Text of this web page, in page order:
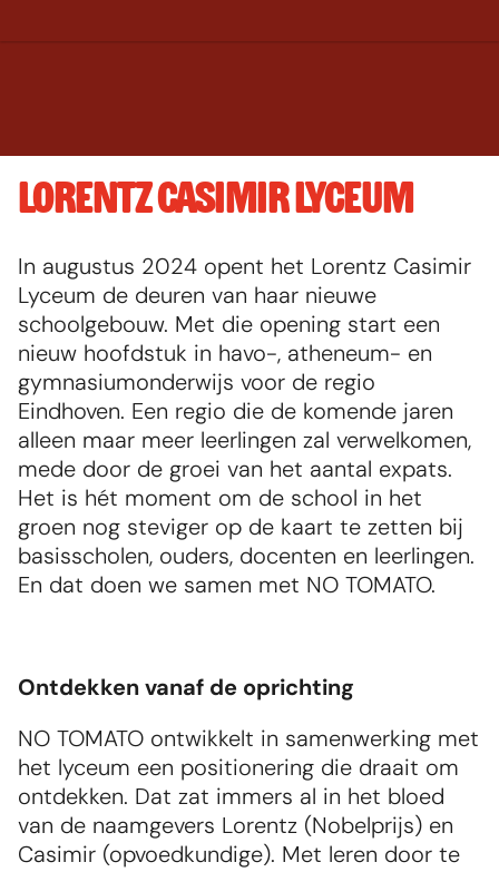
Default image
LORENTZ CASIMIR LYCEUM
In augustus 2024 opent het Lorentz Casimir
Lyceum de deuren van haar nieuwe
schoolgebouw. Met die opening start een
nieuw hoofdstuk in havo-, atheneum- en
gymnasiumonderwijs voor de regio
Eindhoven. Een regio die de komende jaren
alleen maar meer leerlingen zal verwelkomen,
mede door de groei van het aantal expats.
Het is hét moment om de school in het
groen nog steviger op de kaart te zetten bij
basisscholen, ouders, docenten en leerlingen.
En dat doen we samen met NO TOMATO.
Ontdekken vanaf de oprichting
NO TOMATO ontwikkelt in samenwerking met
het lyceum een positionering die draait om
ontdekken. Dat zat immers al in het bloed
van de naamgevers Lorentz (Nobelprijs) en
Casimir (opvoedkundige). Met leren door te